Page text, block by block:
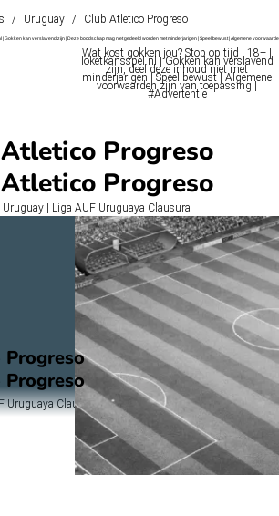
/ Uruguay / Club Atletico Progreso
| Gokken kan verslavend zijn | Deze boodschap mag niet gedeeld worden met minderjarigen | Speel bewust | Algemene
Wat kost gokken jou? Stop op tijd | 18+ |
loketkansspel.nl | Gokken kan verslavend
zijn, deel deze inhoud niet met
minderjarigen | Speel bewust | Algemene
voorwaarden zijn van toepassing |
#Advertentie
Progreso
Progreso
Uruguay | Liga AUF Uruguaya Clausura
Uruguaya Clausura